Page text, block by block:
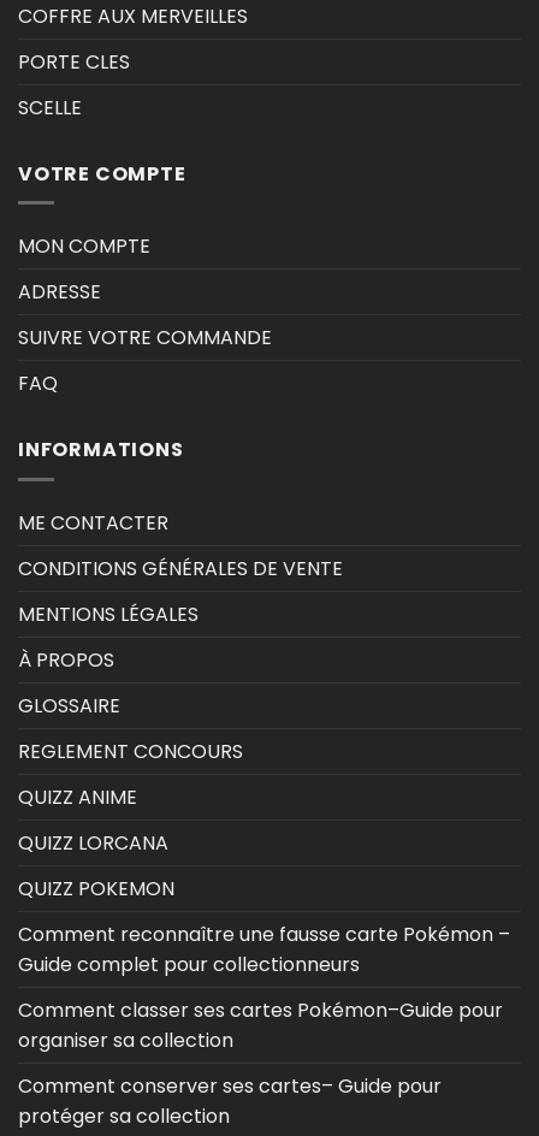
COFFRE AUX MERVEILLES
PORTE CLES
SCELLE
VOTRE COMPTE
MON COMPTE
ADRESSE
SUIVRE VOTRE COMMANDE
FAQ
INFORMATIONS
ME CONTACTER
CONDITIONS GÉNÉRALES DE VENTE
MENTIONS LÉGALES
À PROPOS
GLOSSAIRE
REGLEMENT CONCOURS
QUIZZ ANIME
QUIZZ LORCANA
QUIZZ POKEMON
Comment reconnaître une fausse carte Pokémon –
Guide complet pour collectionneurs
Comment classer ses cartes Pokémon–Guide pour
organiser sa collection
Comment conserver ses cartes– Guide pour
protéger sa collection